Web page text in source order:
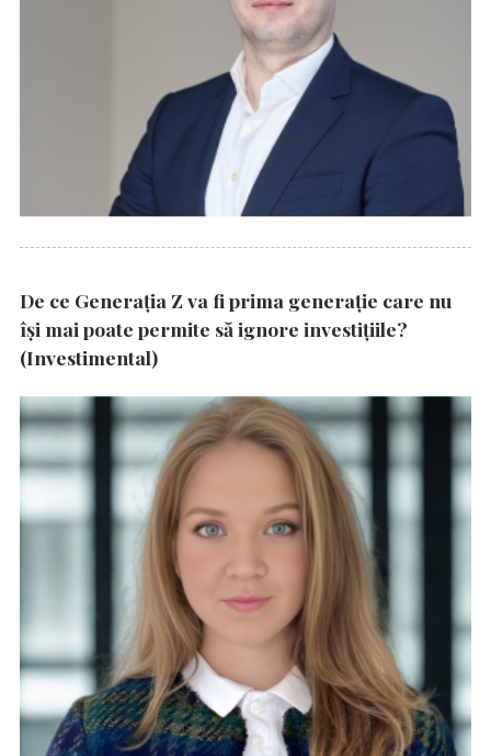
De ce Generația Z va fi prima generație care nu
își mai poate permite să ignore investițiile?
(Investimental)